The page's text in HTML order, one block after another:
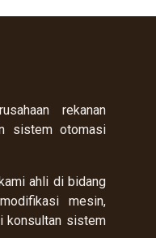
rekanan
sistem otomasi
ahli di bidang
mesin,
konsultan sistem